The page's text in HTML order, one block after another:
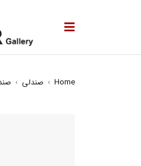
Home
› صندلی ›